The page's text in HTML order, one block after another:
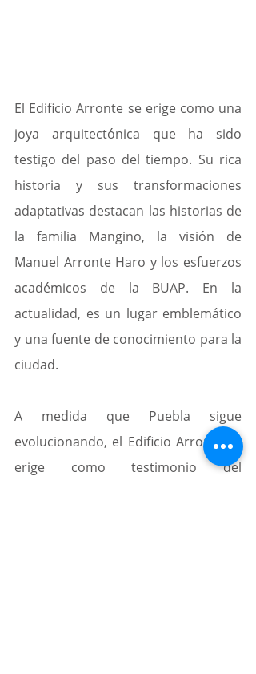
El Edificio Arronte se erige como una
joya arquitectónica que ha sido
testigo del paso del tiempo. Su rica
historia y sus transformaciones
adaptativas destacan las historias de
la familia Mangino, la visión de
Manuel Arronte Haro y los esfuerzos
académicos de la BUAP. En la
actualidad, es un lugar emblemático
y una fuente de conocimiento para la
ciudad.
A medida que Puebla sigue
evolucionando, el Edificio Arronte se
erige como testimonio del